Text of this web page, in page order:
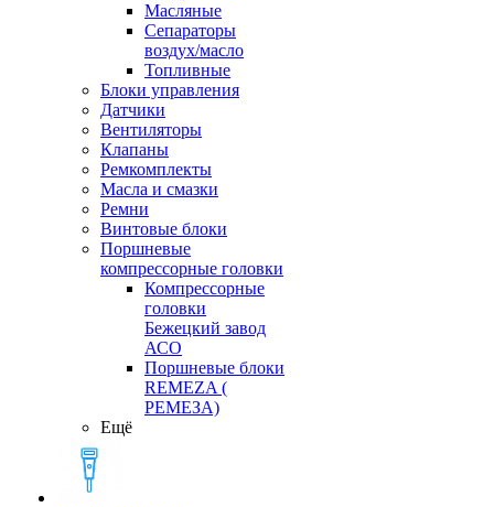
Масляные
Сепараторы
воздух/масло
Топливные
Блоки управления
Датчики
Вентиляторы
Клапаны
Ремкомплекты
Масла и смазки
Ремни
Винтовые блоки
Поршневые
компрессорные головки
Компрессорные
головки
Бежецкий завод
АСО
Поршневые блоки
REMEZA (
РЕМЕЗА)
Ещё